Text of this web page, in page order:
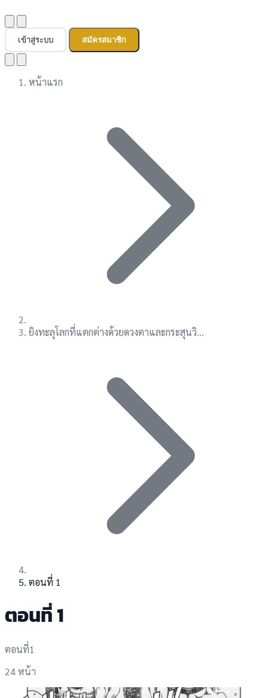
เข้าสู่ระบบ สมัครสมาชิก
หน้าแรก
ยิงทะลุโลกที่แตกต่างด้วยดวงตาและกระสุนวิ...
ตอนที่ 1
ตอนที่ 1
ตอนที่1
24 หน้า